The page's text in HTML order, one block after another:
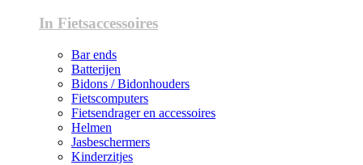
In Fietsaccessoires
Bar ends
Batterijen
Bidons / Bidonhouders
Fietscomputers
Fietsendrager en accessoires
Helmen
Jasbeschermers
Kinderzitjes